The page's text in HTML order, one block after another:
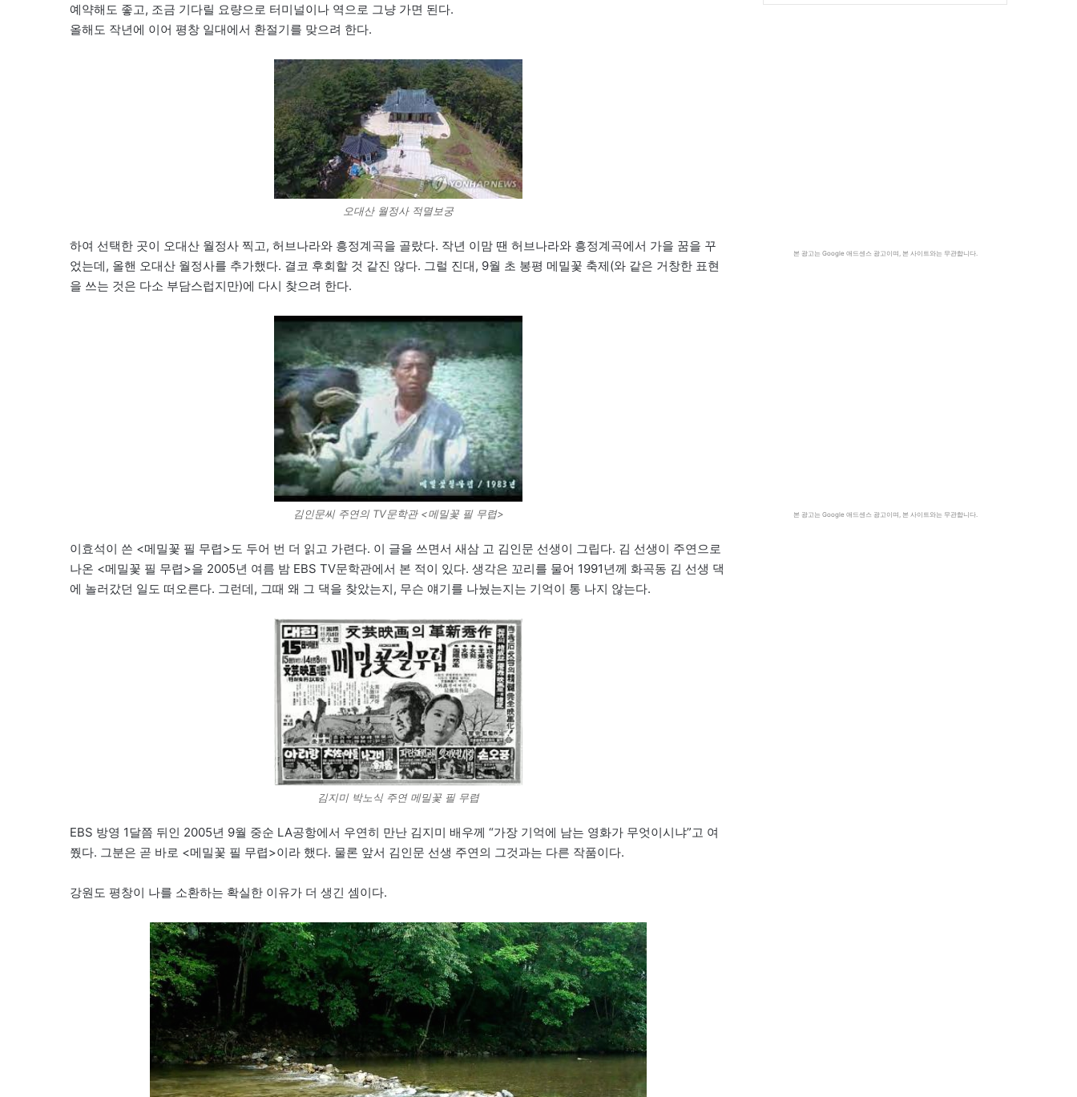
예약해도 좋고, 조금 기다릴 요량으로 터미널이나 역으로 그냥 가면 된다.
올해도 작년에 이어 평창 일대에서 환절기를 맞으려 한다.
오대산 월정사 적멸보궁
하여 선택한 곳이 오대산 월정사 찍고, 허브나라와 흥정계곡을 골랐다. 작년 이맘 땐 허브나라와 흥정계곡에서 가을 꿈을 꾸
었는데, 올핸 오대산 월정사를 추가했다. 결코 후회할 것 같진 않다. 그럴 진대, 9월 초 봉평 메밀꽃 축제(와 같은 거창한 표현
을 쓰는 것은 다소 부담스럽지만)에 다시 찾으려 한다.
김인문씨 주연의 TV문학관 <메밀꽃 필 무렵>
이효석이 쓴 <메밀꽃 필 무렵>도 두어 번 더 읽고 가련다. 이 글을 쓰면서 새삼 고 김인문 선생이 그립다. 김 선생이 주연으로
나온 <메밀꽃 필 무렵>을 2005년 여름 밤 EBS TV문학관에서 본 적이 있다. 생각은 꼬리를 물어 1991년께 화곡동 김 선생 댁
에 놀러갔던 일도 떠오른다. 그런데, 그때 왜 그 댁을 찾았는지, 무슨 얘기를 나눴는지는 기억이 통 나지 않는다.
김지미 박노식 주연 메밀꽃 필 무렵
EBS 방영 1달쯤 뒤인 2005년 9월 중순 LA공항에서 우연히 만난 김지미 배우께 “가장 기억에 남는 영화가 무엇이시냐”고 여
쭸다. 그분은 곧 바로 <메밀꽃 필 무렵>이라 했다. 물론 앞서 김인문 선생 주연의 그것과는 다른 작품이다.
강원도 평창이 나를 소환하는 확실한 이유가 더 생긴 셈이다.
본 광고는 Google 애드센스 광고이며, 본 사이트와는 무관합니다.
본 광고는 Google 애드센스 광고이며, 본 사이트와는 무관합니다.